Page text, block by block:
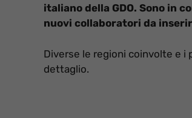
italiano della GDO. Sono in
nuovi collaboratori da
Diverse le regioni coinvolte e i
dettaglio.